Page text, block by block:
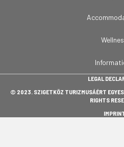
LEGAL
© 2023. SZIGETKÖZ TURIZMUSÁÉRT
RIGHTS